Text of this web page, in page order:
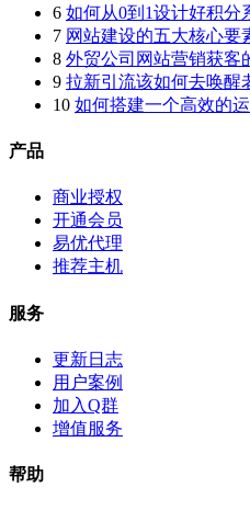
6 如何从0到1设计好积分
7 网站建设的五大核心要
8 外贸公司网站营销获客
9 拉新引流该如何去唤醒
10 如何搭建一个高效的
产品
商业授权
开通会员
易优代理
推荐主机
服务
更新日志
用户案例
加入Q群
增值服务
帮助